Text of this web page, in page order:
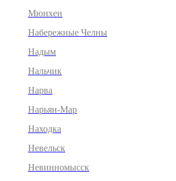
Мюнхен
Набережные Челны
Надым
Нальчик
Нарва
Нарьян-Мар
Находка
Невельск
Невинномысск